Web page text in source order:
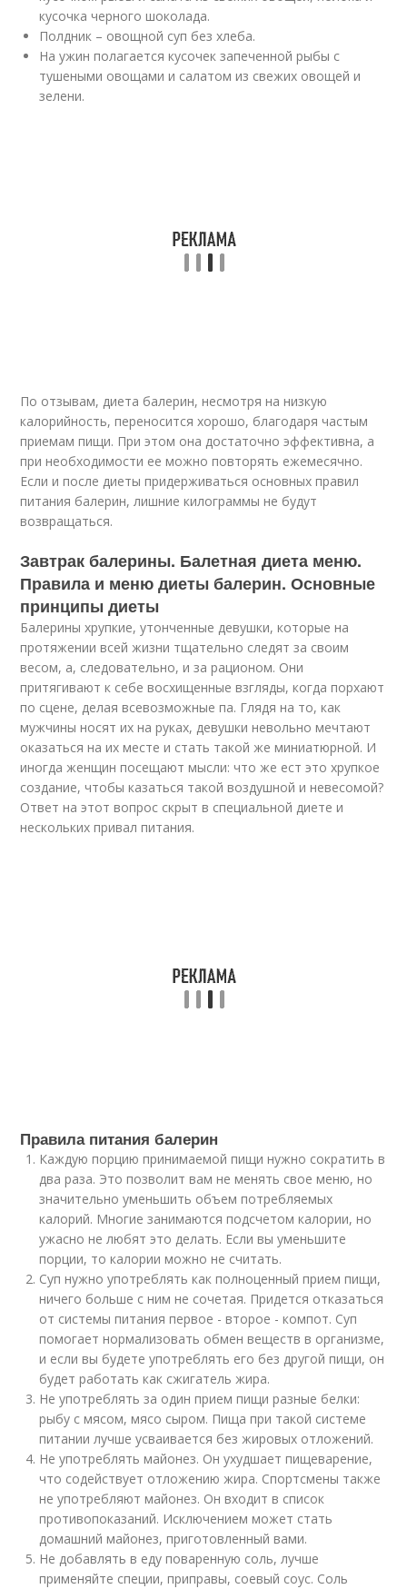
кусочка черного шоколада.
Полдник – овощной суп без хлеба.
На ужин полагается кусочек запеченной рыбы с
тушеными овощами и салатом из свежих овощей и
зелени.
По отзывам, диета балерин, несмотря на низкую
калорийность, переносится хорошо, благодаря частым
приемам пищи. При этом она достаточно эффективна, а
при необходимости ее можно повторять ежемесячно.
Если и после диеты придерживаться основных правил
питания балерин, лишние килограммы не будут
возвращаться.
Завтрак балерины. Балетная диета меню.
Правила и меню диеты балерин. Основные
принципы диеты
Балерины хрупкие, утонченные девушки, которые на
протяжении всей жизни тщательно следят за своим
весом, а, следовательно, и за рационом. Они
притягивают к себе восхищенные взгляды, когда порхают
по сцене, делая всевозможные па. Глядя на то, как
мужчины носят их на руках, девушки невольно мечтают
оказаться на их месте и стать такой же миниатюрной. И
иногда женщин посещают мысли: что же ест это хрупкое
создание, чтобы казаться такой воздушной и невесомой?
Ответ на этот вопрос скрыт в специальной диете и
нескольких привал питания.
Правила питания балерин
Каждую порцию принимаемой пищи нужно сократить в
два раза. Это позволит вам не менять свое меню, но
значительно уменьшить объем потребляемых
калорий. Многие занимаются подсчетом калории, но
ужасно не любят это делать. Если вы уменьшите
порции, то калории можно не считать.
Суп нужно употреблять как полноценный прием пищи,
ничего больше с ним не сочетая. Придется отказаться
от системы питания первое - второе - компот. Суп
помогает нормализовать обмен веществ в организме,
и если вы будете употреблять его без другой пищи, он
будет работать как сжигатель жира.
Не употреблять за один прием пищи разные белки:
рыбу с мясом, мясо сыром. Пища при такой системе
питании лучше усваивается без жировых отложений.
Не употреблять майонез. Он ухудшает пищеварение,
что содействует отложению жира. Спортсмены также
не употребляют майонез. Он входит в список
противопоказаний. Исключением может стать
домашний майонез, приготовленный вами.
Не добавлять в еду поваренную соль, лучше
применяйте специи, приправы, соевый соус. Соль